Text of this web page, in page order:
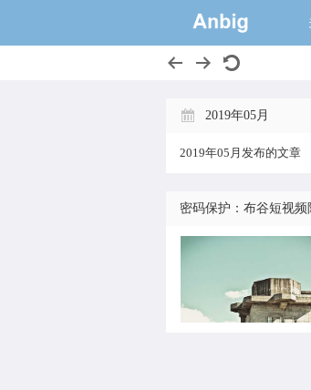
2019年05月
2019年05月发布的文章
密码保护：布谷短视频